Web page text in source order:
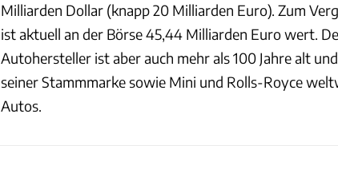
Milliarden Dollar (knapp 20 Milliarden Euro). Zum
ist aktuell an der Börse 45,44 Milliarden Euro wert.
Autohersteller ist aber auch mehr als 100 Jahre alt
seiner Stammmarke sowie Mini und Rolls-Royce
Autos.